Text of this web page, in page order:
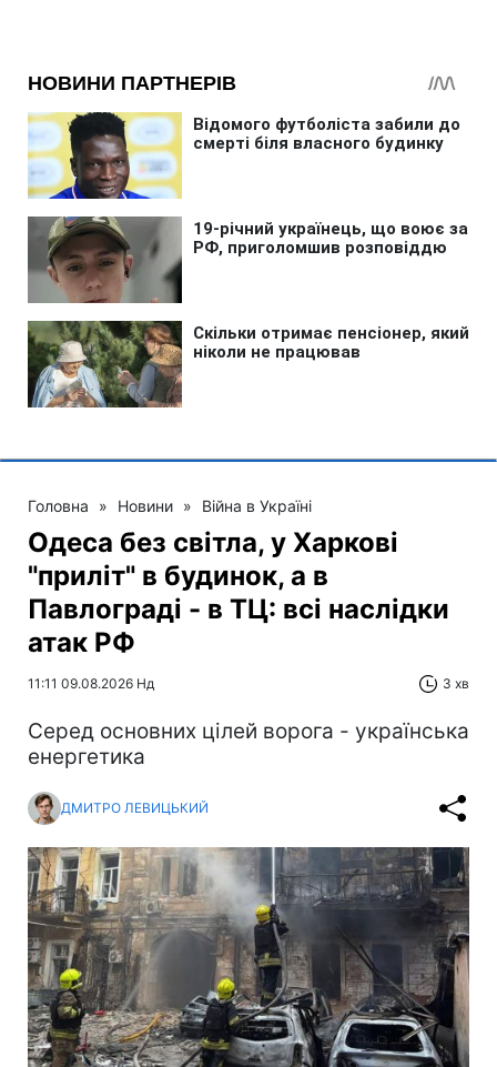
Головна » Новини » Війна в Україні
Одеса без світла, у Харкові
"приліт" в будинок, а в
Павлограді - в ТЦ: всі наслідки
атак РФ
11:11 09.08.2026 Нд 3 хв
Серед основних цілей ворога - українська
енергетика
ДМИТРО ЛЕВИЦЬКИЙ